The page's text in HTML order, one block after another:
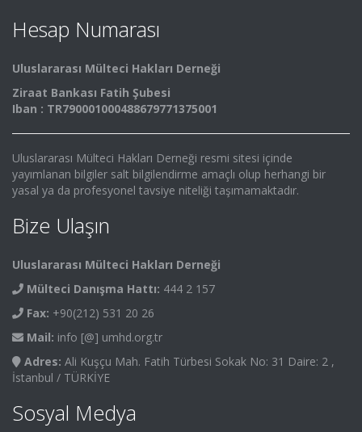
Hesap Numarası
Uluslararası Mülteci Hakları Derneği
Ziraat Bankası Fatih Şubesi
Iban : TR790001000488679771375001
Uluslararası Mülteci Hakları Derneği resmi sitesi içinde
yayımlanan bilgiler salt bilgilendirme amaçlı olup herhangi bir
yasal ya da profesyonel tavsiye niteliği taşımamaktadır.
Bize Ulaşın
Uluslararası Mülteci Hakları Derneği
Mülteci Danışma Hattı: 444 2 157
Fax: +90(212) 531 20 26
Mail: info [@] umhd.org.tr
Adres: Ali Kuşçu Mah. Fatih Türbesi Sokak No: 31 Daire: 2 ,
İstanbul / TÜRKİYE
Sosyal Medya